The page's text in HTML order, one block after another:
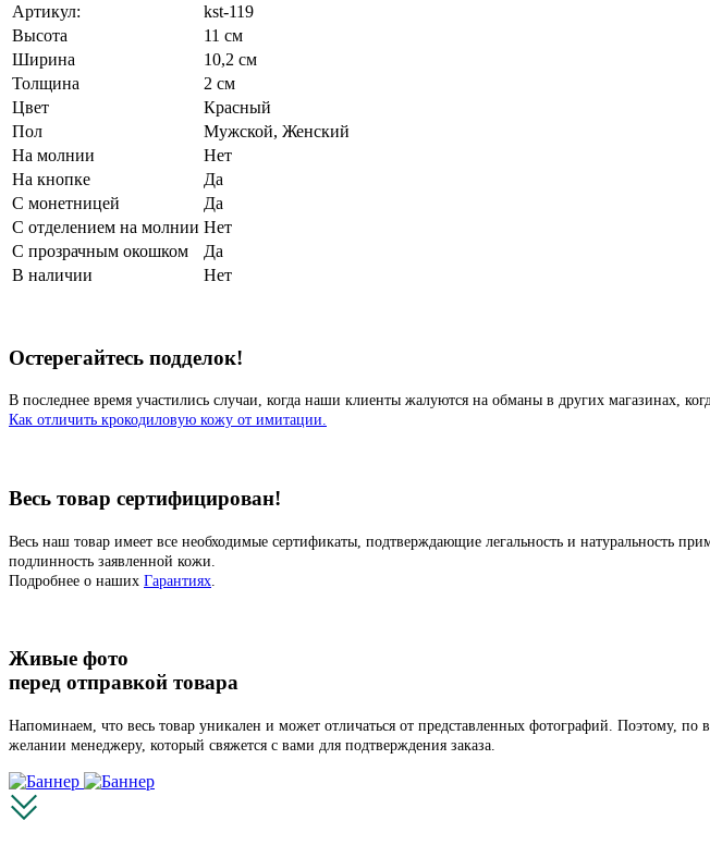
Артикул:
kst-119
Высота
11 см
Ширина
10,2 см
Толщина
2 см
Цвет
Красный
Пол
Мужской, Женский
На молнии
Нет
На кнопке
Да
С монетницей
Да
С отделением на молнии Нет
С прозрачным окошком
Да
В наличии
Нет
Остерегайтесь подделок!
В последнее время участились случаи, когда наши клиенты жалуются на обманы в других магазинах,
Как отличить крокодиловую кожу от имитации.
Весь товар сертифицирован!
Весь наш товар имеет все необходимые сертификаты, подтверждающие легальность и натуральность
подлинность заявленной кожи.
Подробнее о наших Гарантиях
Живые фото
перед отправкой товара
Напоминаем, что весь товар уникален и может отличаться от представленных фотографий. Поэтому,
желании менеджеру, который свяжется с вами для подтверждения заказа.